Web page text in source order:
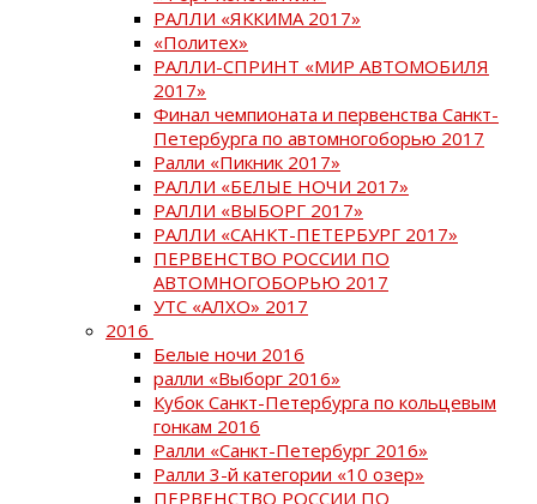
РАЛЛИ «ЯККИМА 2017»
«Политех»
РАЛЛИ-СПРИНТ «МИР АВТОМОБИЛЯ
2017»
Финал чемпионата и первенства Санкт-
Петербурга по автомногоборью 2017
Ралли «Пикник 2017»
РАЛЛИ «БЕЛЫЕ НОЧИ 2017»
РАЛЛИ «ВЫБОРГ 2017»
РАЛЛИ «САНКТ-ПЕТЕРБУРГ 2017»
ПЕРВЕНСТВО РОССИИ ПО
АВТОМНОГОБОРЬЮ 2017
УТС «АЛХО» 2017
2016
Белые ночи 2016
ралли «Выборг 2016»
Кубок Санкт-Петербурга по кольцевым
гонкам 2016
Ралли «Санкт-Петербург 2016»
Ралли 3-й категории «10 озер»
ПЕРВЕНСТВО РОССИИ ПО